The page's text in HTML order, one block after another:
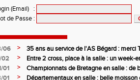
(Email)
:
de Passe :
06 >
35 ans au service de l'AS Bégard : merci
02
>
Entre 2 cross, place à la salle : un week-
01
>
Championnats de Bretagne en salle : de
juniors filles de l’AS Bégard Athlétisme
01 >
Départementaux en salle : belle moisson